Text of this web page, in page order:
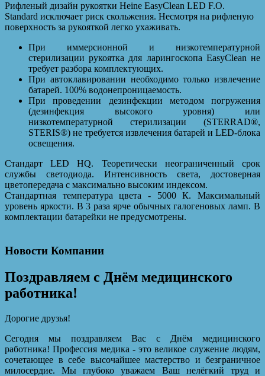
Рифленый дизайн рукоятки Heine EasyClean LED F.O.
Standard исключает риск скольжения. Несмотря на рифленую
поверхность за рукояткой легко ухаживать.
При иммерсионной и низкотемпературной
стерилизации рукоятка для ларингоскопа EasyClean не
требует разбора комплектующих.
При автоклавировании необходимо только извлечение
батарей. 100% водонепроницаемость.
При проведении дезинфекции методом погружения
(дезинфекция высокого уровня) или
низкотемпературной стерилизации (STERRAD®,
STERIS®) не требуется извлечения батарей и LED-блока
освещения.
Стандарт LED HQ. Теоретически неограниченный срок
службы светодиода. Интенсивность света, достоверная
цветопередача с максимально высоким индексом.
Стандартная температура цвета - 5000 К. Максимальный
уровень яркости. В 3 раза ярче обычных галогеновых ламп. В
комплектации батарейки не предусмотрены.
Новости Компании
Поздравляем с Днём медицинского
работника!
Дорогие друзья!
Сегодня мы поздравляем Вас с Днём медицинского
работника! Профессия медика - это великое служение людям,
сочетающее в себе высочайшее мастерство и безграничное
милосердие. Мы глубоко уважаем Ваш нелёгкий труд и